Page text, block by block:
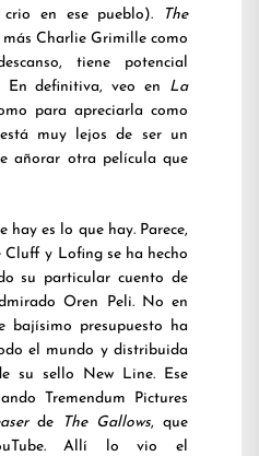
en ese pueblo).
The
Charlie Grimille como
tiene potencial
En definitiva, veo en La
para apreciarla como
muy lejos de ser un
añorar otra película que
es lo que hay. Parece,
Cluff y Lofing se ha hecho
su particular cuento de
Oren Peli. No en
bajísimo presupuesto ha
el mundo y distribuida
su sello New Line. Ese
Tremendum Pictures
de The Gallows, que
Allí lo vio el